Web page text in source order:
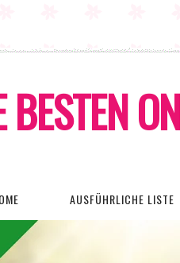
BESTEN
AUSFÜHRLICHE LISTE